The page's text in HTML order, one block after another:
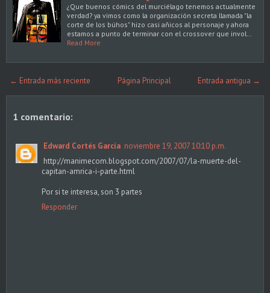
¿Que buenos cómics del murciélago tenemos actualmente
verdad? ya vimos como la organización secreta llamada "la
corte de los búhos" hizo casi añicos al personaje y ahora
estamos a punto de terminar con el crossover que invol…
Read More
← Entrada más reciente Entrada antigua →
Página Principal
1 comentario:
Edward Cortés García noviembre 19, 2007 10:10 p.m.
http://manimecom.blogspot.com/2007/07/la-muerte-del-
capitan-amrica-i-parte.html
Por si te interesa, son 3 partes
Responder